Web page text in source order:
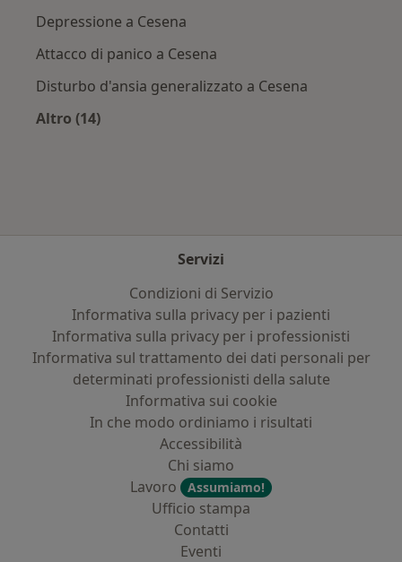
Depressione a Cesena
Attacco di panico a Cesena
Disturbo d'ansia generalizzato a Cesena
Altro (14)
Servizi
Condizioni di Servizio
Informativa sulla privacy per i pazienti
Informativa sulla privacy per i professionisti
Informativa sul trattamento dei dati personali per
determinati professionisti della salute
Informativa sui cookie
In che modo ordiniamo i risultati
Accessibilità
Chi siamo
Lavoro
Assumiamo!
Ufficio stampa
Contatti
Eventi